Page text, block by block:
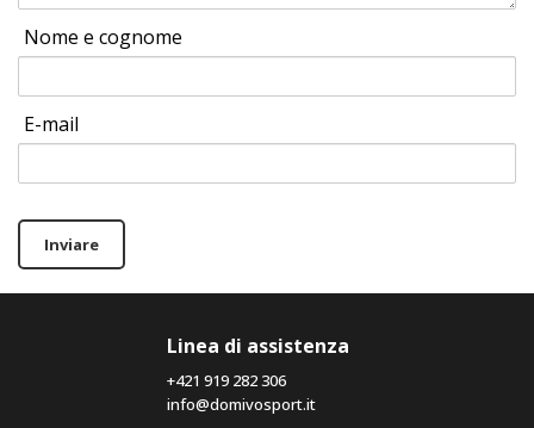
Nome e cognome
E-mail
Inviare
Linea di assistenza
+421 919 282 306
info@domivosport.it